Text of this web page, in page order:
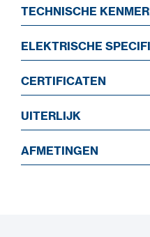
TECHNISCHE
ELEKTRISCHE
CERTIFICATEN
UITERLIJK
AFMETINGEN